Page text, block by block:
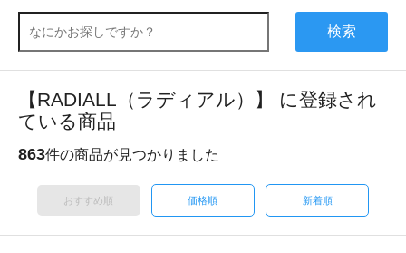
検索
【RADIALL（ラディアル）】 に登録され
ている商品
863件の商品が見つかりました
おすすめ順 価格順 新着順